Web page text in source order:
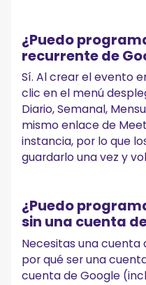
¿Puedo
recurrente de
Sí. Al crear el evento
clic en el menú
Diario, Semanal,
mismo enlace de
instancia, por lo que
guardarlo una vez y
¿Puedo
sin una cuenta
Necesitas una cuenta
por qué ser una
cuenta de Google